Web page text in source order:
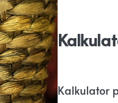
Kalkulator